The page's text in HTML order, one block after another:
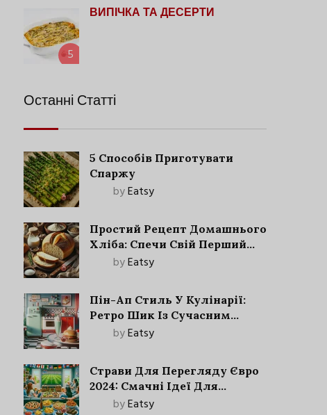
5
ВИПІЧКА ТА ДЕСЕРТИ
Останні Статті
5 Способів Приготувати
Спаржу
byEatsy
Простий Рецепт Домашнього
Хліба: Спечи Свій Перший
Запашний Хліб!
byEatsy
Пін-Ап Стиль У Кулінарії:
Ретро Шик Із Сучасним
Акцентом
byEatsy
Страви Для Перегляду Євро
2024: Смачні Ідеї Для
Футбольного Свята
byEatsy